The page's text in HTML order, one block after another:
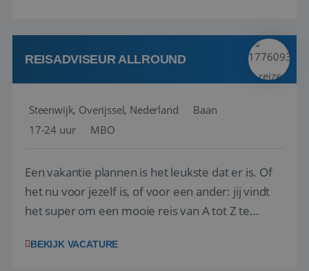
kwaliteitsbewaking van alles wat met IATA te m...
REISADVISEUR ALLROUND
Steenwijk, Overijssel, Nederland
Baan
17-24 uur
MBO
Een vakantie plannen is het leukste dat er is. Of
het nu voor jezelf is, of voor een ander: jij vindt
het super om een mooie reis van A tot Z te
vakantiegangers de meest prachtige plekjes op
BEKIJK VACATURE